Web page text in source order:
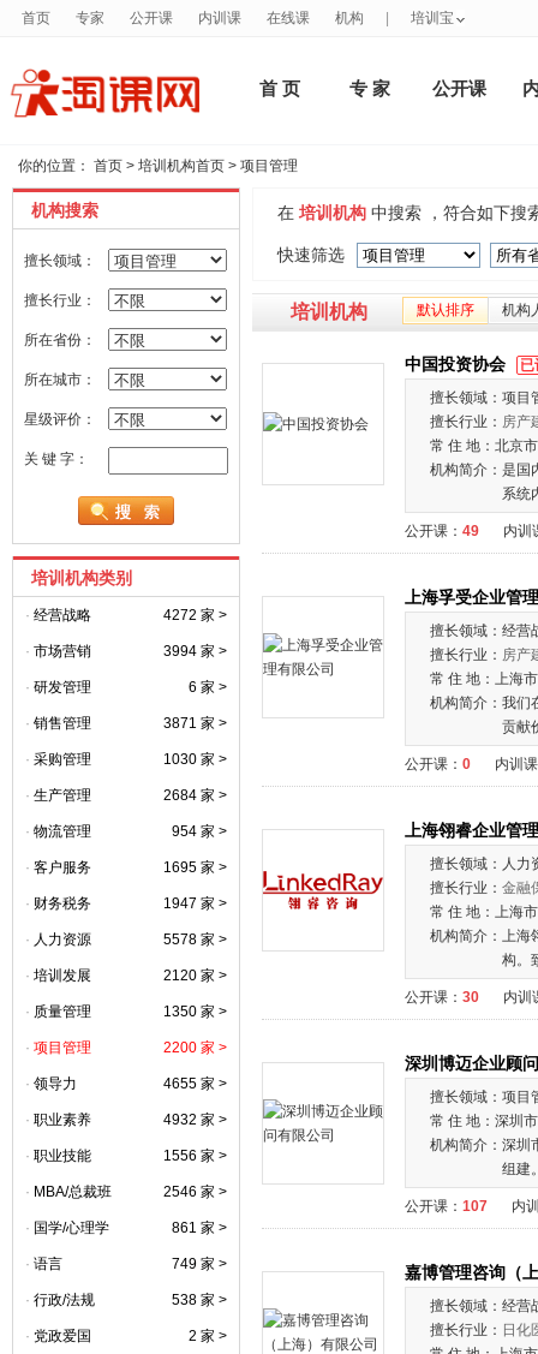
首 页 专 家 公开课
你的位置： 首页 > 培训机构首页 > 项目管理
机构搜索
擅长领域：
擅长行业：
所在省份：
所在城市：
星级评价：
关 键 字：
培训机构类别
· 经营战略 4272 家 >
· 市场营销 3994 家 >
· 研发管理 6 家 >
· 销售管理 3871 家 >
· 采购管理 1030 家 >
· 生产管理 2684 家 >
· 物流管理 954 家 >
· 客户服务 1695 家 >
· 财务税务 1947 家 >
· 人力资源 5578 家 >
· 培训发展 2120 家 >
· 质量管理 1350 家 >
· 项目管理 2200 家 >
· 领导力 4655 家 >
· 职业素养 4932 家 >
· 职业技能 1556 家 >
· MBA/总裁班 2546 家 >
· 国学/心理学 861 家 >
· 语言 749 家 >
· 行政/法规 538 家 >
· 党政爱国 2 家 >
在 培训机构 中搜索 ，符合如下搜
快速筛选
培训机构 默认排序 机构
中国投资协会
已
擅长领域： 项目
擅长行业： 房产
常 住 地： 北京市
机构简介： 是国
系统
公开课： 49 内训
上海孚受企业管
擅长领域： 经营
擅长行业： 房产
常 住 地： 上海市
机构简介： 我们
贡献
公开课： 0 内训
上海翎睿企业管
擅长领域： 人力
擅长行业： 金融
常 住 地： 上海市
机构简介： 上海
构。
公开课： 30 内训
深圳博迈企业顾
擅长领域： 项目
常 住 地： 深圳市
机构简介： 深圳
组建
公开课： 107 内
嘉博管理咨询（
擅长领域： 经营
擅长行业： 日化
首页 专家 公开课 内训课 在线课 机构 培训宝